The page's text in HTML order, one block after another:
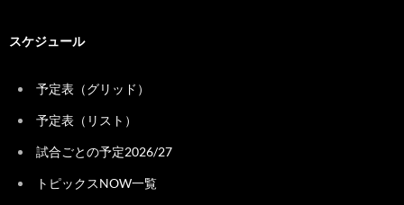
スケジュール
予定表（グリッド）
予定表（リスト）
試合ごとの予定2026/27
トピックスNOW一覧